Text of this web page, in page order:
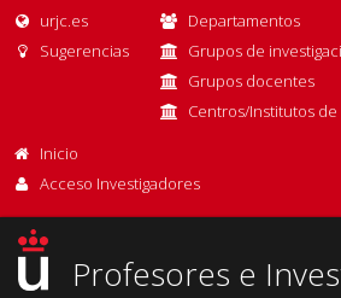
urjc.es
Sugerencias
Departamentos
Grupos de
Grupos docentes
Centros/Institutos de
Inicio
Acceso Investigadores
Profesores e